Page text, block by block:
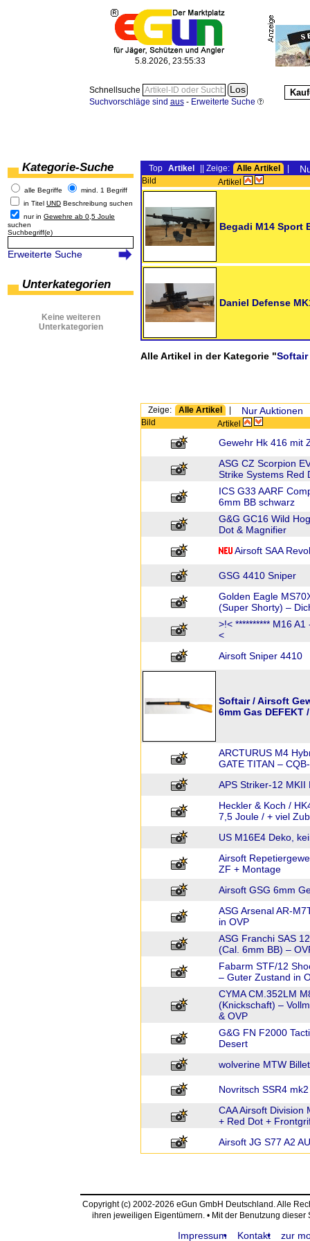
5.8.2026, 23:55:33
Schnellsuche
Suchvorschläge sind aus- Erweiterte Suche
Kategorie-Suche
alle Begriffe
mind. 1 Begriff
in Titel UND Beschreibung suchen
nur in Gewehre ab 0,5 Joule
suchen
Suchbegriff(e)
Erweiterte Suche
Unterkategorien
Keine weiteren
Unterkategorien
Top Artikel || Zeige: Alle Artikel
Bild Artikel
Begadi M14 Sport
Daniel Defense
Alle Artikel in der Kategorie "Softair
Zeige: Alle Artikel Nur Auktionen
Bild Artikel
Gewehr Hk 416 mit
ASG CZ Scorpion
Strike Systems Red
ICS G33 AARF
6mm BB schwarz
G&G GC16 Wild
Dot & Magnifier
Airsoft SAA
GSG 4410 Sniper
Golden Eagle
(Super Shorty) –
>!< ********** M16
<
Airsoft Sniper 4410
Softair / Airsoft
6mm Gas DEFEKT
ARCTURUS M4
GATE TITAN –
APS Striker-12 MKII
Heckler & Koch /
7,5 Joule / + viel
US M16E4 Deko,
Airsoft
ZF + Montage
Airsoft GSG 6mm
ASG Arsenal AR-
in OVP
ASG Franchi SAS
(Cal. 6mm BB) –
Fabarm STF/12
– Guter Zustand in
CYMA CM.352LM
(Knickschaft) –
& OVP
G&G FN F2000
Desert
wolverine MTW
Novritsch SSR4 mk2
CAA Airsoft Division
+ Red Dot +
Airsoft JG S77 A2
Copyright (c) 2002-2026 eGun GmbH Deutschland. Alle
ihren jeweiligen Eigentümern. • Mit der Benutzung
Impressum Kontakt zur